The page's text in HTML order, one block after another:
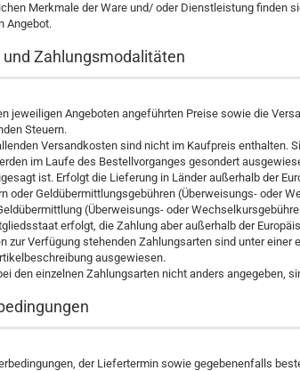
Merkmale der Ware und/ oder Dienstleistung finden
Angebot.
und Zahlungsmodalitäten
jeweiligen Angeboten angeführten Preise sowie die
Steuern.
Versandkosten sind nicht im Kaufpreis enthalten.
im Laufe des Bestellvorganges gesondert
ist. Erfolgt die Lieferung in Länder außerhalb der
oder Geldübermittlungsgebühren (Überweisungs- oder
(Überweisungs- oder
erfolgt, die Zahlung aber außerhalb der
zur Verfügung stehenden Zahlungsarten sind unter
ausgewiesen.
den einzelnen Zahlungsarten nicht anders angegeben,
der Liefertermin sowie gegebenenfalls